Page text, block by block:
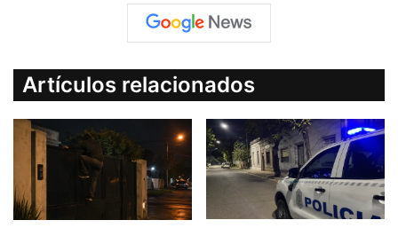
Artículos relacionados